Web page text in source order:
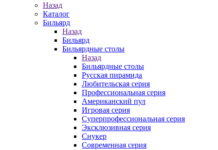
Назад
Каталог
Бильярд
Назад
Бильярд
Бильярдные столы
Назад
Бильярдные столы
Русская пирамида
Любительская серия
Профессиональная серия
Американский пул
Игровая серия
Суперпрофессиональная серия
Эксклюзивная серия
Снукер
Современная серия